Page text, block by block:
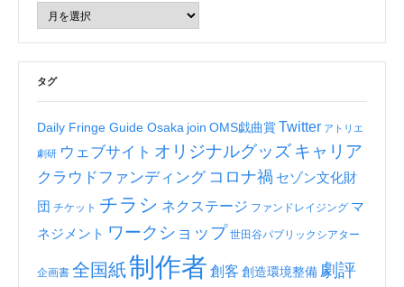
タグ
Daily Fringe Guide Osaka join OMS戯曲賞Twitter アトリエ
劇研 ウェブサイト オリジナルグッズ キャリア
クラウドファンディング コロナ禍 セゾン文化財
団 チケット チラシ ネクステージ ファンドレイジング マ
ネジメント ワークショップ 世田谷パブリックシアター
企画書 全国紙制作者 創客 創造環境整備 劇評